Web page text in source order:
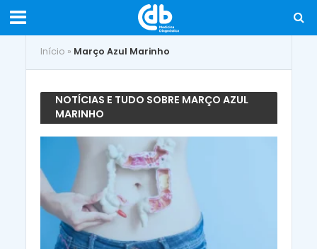
Início » Março Azul Marinho
NOTÍCIAS E TUDO SOBRE MARÇO AZUL
MARINHO